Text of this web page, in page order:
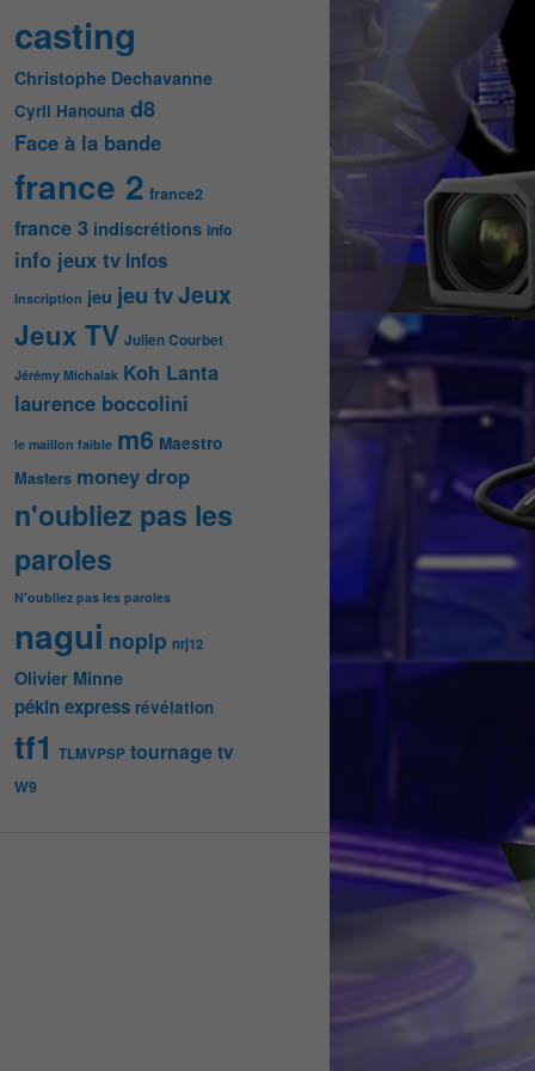
casting
Christophe Dechavanne
Cyril Hanouna d8
Face à la bande
france 2 france2
france 3 indiscrétions info
info jeux tv Infos
Inscription jeu jeu tvJeux
Jeux TV Julien Courbet
Jérémy Michalak Koh Lanta
laurence boccolini
le maillon faible m6 Maestro
Masters money drop
n'oubliez pas les
paroles
N'oubliez pas les paroles
nagui noplp nrj12
Olivier Minne
pékin express révélation
tf1 TLMVPSP tournagetv
W9